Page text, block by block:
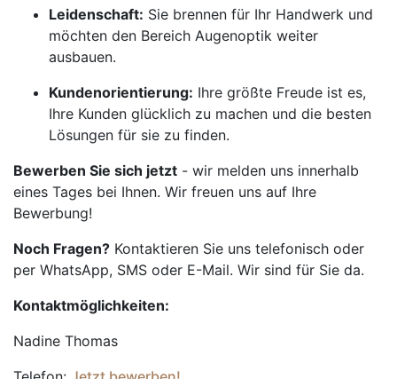
Leidenschaft: Sie brennen für Ihr Handwerk und
möchten den Bereich Augenoptik weiter
ausbauen.
Kundenorientierung: Ihre größte Freude ist es,
Ihre Kunden glücklich zu machen und die besten
Lösungen für sie zu finden.
Bewerben Sie sich jetzt - wir melden uns innerhalb
eines Tages bei Ihnen. Wir freuen uns auf Ihre
Bewerbung!
Noch Fragen? Kontaktieren Sie uns telefonisch oder
per WhatsApp, SMS oder E-Mail. Wir sind für Sie da.
Kontaktmöglichkeiten:
Nadine Thomas